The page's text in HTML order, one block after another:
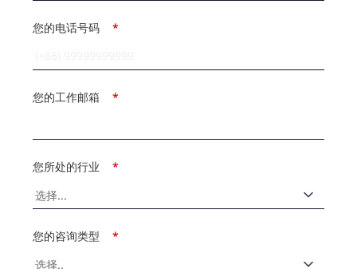
*
您的电话号码
*
您的工作邮箱
*
您所处的行业
*
您的咨询类型